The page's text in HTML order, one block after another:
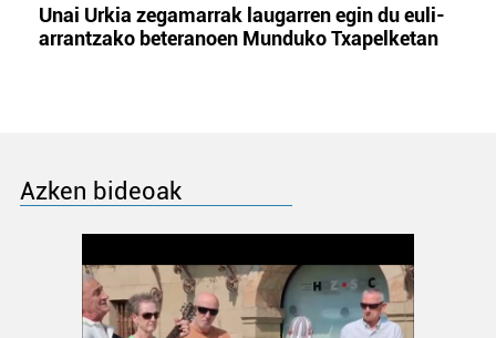
Unai Urkia zegamarrak laugarren egin du euli-
arrantzako beteranoen Munduko Txapelketan
Azken bideoak